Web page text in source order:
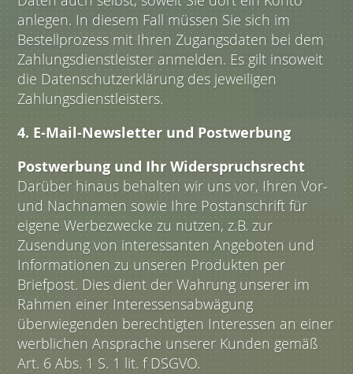
anlegen. In diesem Fall müssen Sie sich im
Bestellprozess mit Ihren Zugangsdaten bei dem
Zahlungsdienstleister anmelden. Es gilt insoweit
die Datenschutzerklärung des jeweiligen
Zahlungsdienstleisters.
4. E-Mail-Newsletter und Postwerbung
Postwerbung und Ihr Widerspruchsrecht
Darüber hinaus behalten wir uns vor, Ihren Vor-
und Nachnamen sowie Ihre Postanschrift für
eigene Werbezwecke zu nutzen, z.B. zur
Zusendung von interessanten Angeboten und
Informationen zu unseren Produkten per
Briefpost. Dies dient der Wahrung unserer im
Rahmen einer Interessensabwägung
überwiegenden berechtigten Interessen an einer
werblichen Ansprache unserer Kunden gemäß
Art. 6 Abs. 1 S. 1 lit. f DSGVO.